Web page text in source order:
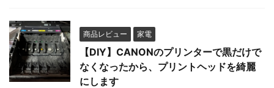
商品レビュー 家電
【DIY】CANONのプリンターで黒だけで
なくなったから、プリントヘッドを綺麗
にします